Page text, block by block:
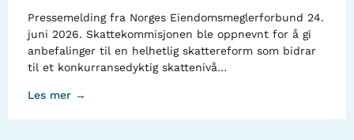
Pressemelding fra Norges Eiendomsmeglerforbund 24.
juni 2026. Skattekommisjonen ble oppnevnt for å gi
anbefalinger til en helhetlig skattereform som bidrar
til et konkurransedyktig skattenivå…
Les mer →